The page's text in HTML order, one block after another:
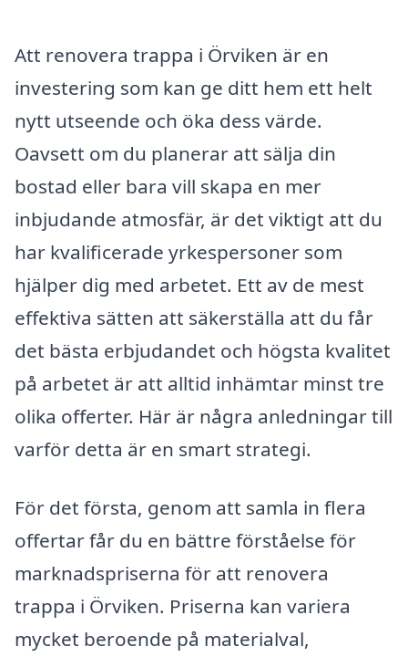
Att renovera trappa i Örviken är en
investering som kan ge ditt hem ett helt
nytt utseende och öka dess värde.
Oavsett om du planerar att sälja din
bostad eller bara vill skapa en mer
inbjudande atmosfär, är det viktigt att du
har kvalificerade yrkespersoner som
hjälper dig med arbetet. Ett av de mest
effektiva sätten att säkerställa att du får
det bästa erbjudandet och högsta kvalitet
på arbetet är att alltid inhämtar minst tre
olika offerter. Här är några anledningar till
varför detta är en smart strategi.
För det första, genom att samla in flera
offertar får du en bättre förståelse för
marknadspriserna för att renovera
trappa i Örviken. Priserna kan variera
mycket beroende på materialval,